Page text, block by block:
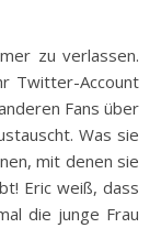
zu verlassen.
Twitter-Account
Fans über
Was sie
mit denen sie
Eric weiß, dass
die junge Frau